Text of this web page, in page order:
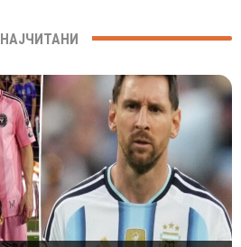
НАЈЧИТАНИ